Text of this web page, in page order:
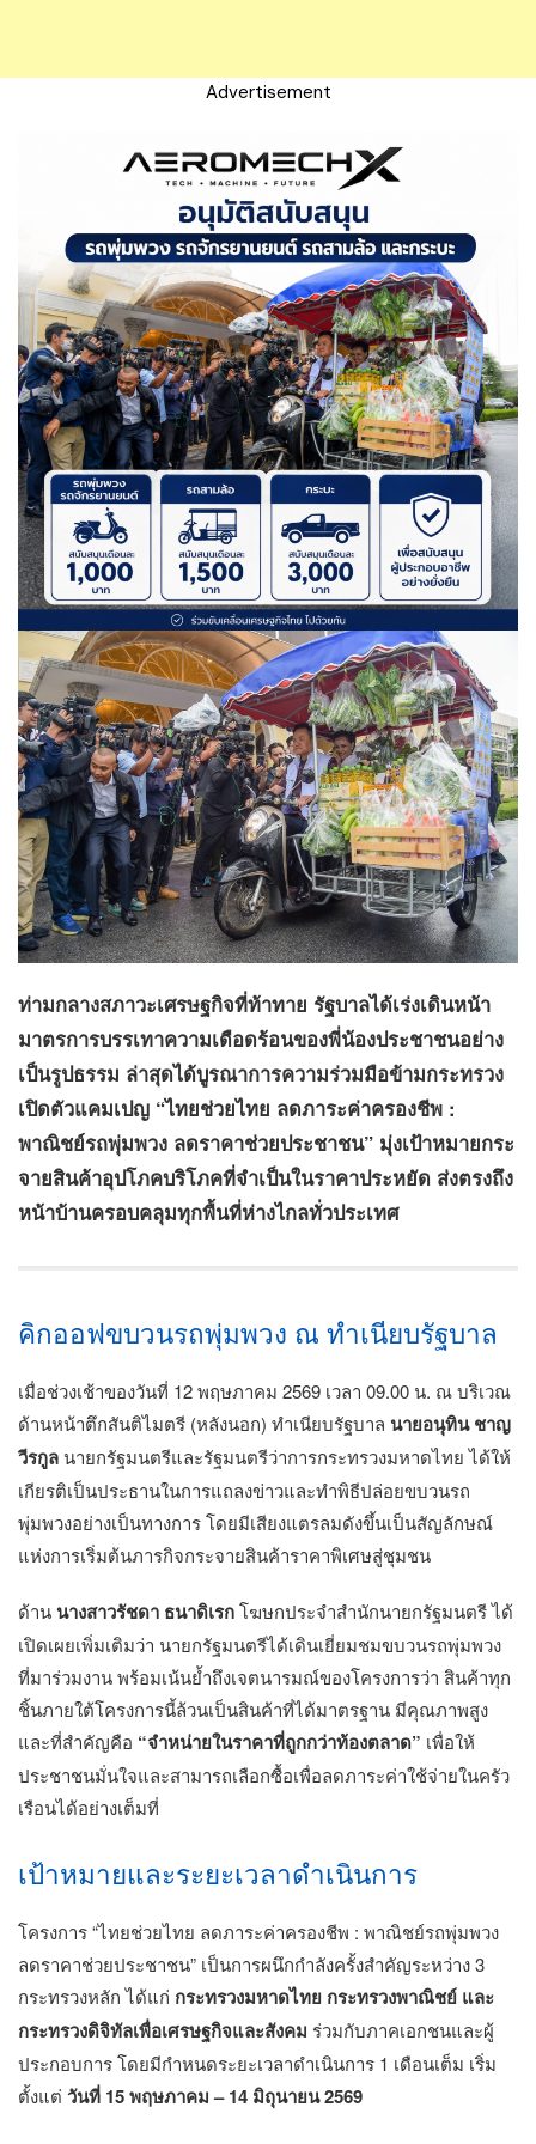
Advertisement
ท่ามกลางสภาวะเศรษฐกิจที่ท้าทาย รัฐบาลได้เร่งเดินหน้า
มาตรการบรรเทาความเดือดร้อนของพี่น้องประชาชนอย่าง
เป็นรูปธรรม ล่าสุดได้บูรณาการความร่วมมือข้ามกระทรวง
เปิดตัวแคมเปญ “ไทยช่วยไทย ลดภาระค่าครองชีพ :
พาณิชย์รถพุ่มพวง ลดราคาช่วยประชาชน” มุ่งเป้าหมายกระ
จายสินค้าอุปโภคบริโภคที่จำเป็นในราคาประหยัด ส่งตรงถึง
หน้าบ้านครอบคลุมทุกพื้นที่ห่างไกลทั่วประเทศ
คิกออฟขบวนรถพุ่มพวง ณ ทำเนียบรัฐบาล
เมื่อช่วงเช้าของวันที่ 12 พฤษภาคม 2569 เวลา 09.00 น. ณ บริเวณ
ด้านหน้าตึกสันติไมตรี (หลังนอก) ทำเนียบรัฐบาล นายอนุทิน ชาญ
วีรกูลนายกรัฐมนตรีและรัฐมนตรีว่าการกระทรวงมหาดไทย ได้ให้
เกียรติเป็นประธานในการแถลงข่าวและทำพิธีปล่อยขบวนรถ
พุ่มพวงอย่างเป็นทางการ โดยมีเสียงแตรลมดังขึ้นเป็นสัญลักษณ์
แห่งการเริ่มต้นภารกิจกระจายสินค้าราคาพิเศษสู่ชุมชน
ด้าน นางสาวรัชดา ธนาดิเรกโฆษกประจำสำนักนายกรัฐมนตรี ได้
เปิดเผยเพิ่มเติมว่า นายกรัฐมนตรีได้เดินเยี่ยมชมขบวนรถพุ่มพวง
ที่มาร่วมงาน พร้อมเน้นย้ำถึงเจตนารมณ์ของโครงการว่า สินค้าทุก
ชิ้นภายใต้โครงการนี้ล้วนเป็นสินค้าที่ได้มาตรฐาน มีคุณภาพสูง
และที่สำคัญคือ “จำหน่ายในราคาที่ถูกกว่าท้องตลาด” เพื่อให้
ประชาชนมั่นใจและสามารถเลือกซื้อเพื่อลดภาระค่าใช้จ่ายในครัว
เรือนได้อย่างเต็มที่
เป้าหมายและระยะเวลาดำเนินการ
โครงการ “ไทยช่วยไทย ลดภาระค่าครองชีพ : พาณิชย์รถพุ่มพวง
ลดราคาช่วยประชาชน” เป็นการผนึกกำลังครั้งสำคัญระหว่าง 3
กระทรวงหลัก ได้แก่ กระทรวงมหาดไทย กระทรวงพาณิชย์ และ
กระทรวงดิจิทัลเพื่อเศรษฐกิจและสังคม ร่วมกับภาคเอกชนและผู้
ประกอบการ โดยมีกำหนดระยะเวลาดำเนินการ 1 เดือนเต็ม เริ่ม
ตั้งแต่ วันที่ 15 พฤษภาคม – 14 มิถุนายน 2569